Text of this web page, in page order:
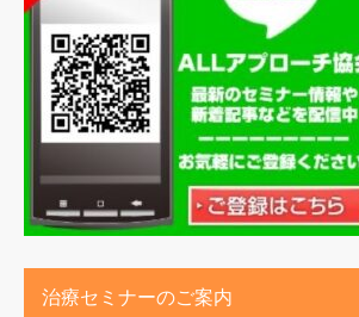
治療セミナーのご案内